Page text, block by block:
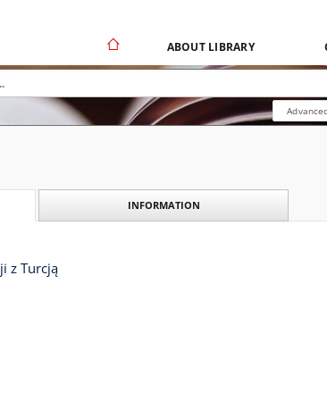
ABOUT LIBRARY
INFORMATION
z Turcją